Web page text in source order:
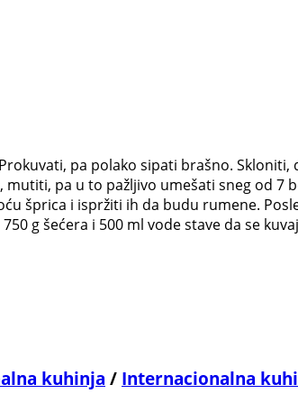
pa polako sipati brašno.
pa u to pažljivo umešati sneg od 7
šprica i ispržiti ih da budu rumene.
g šećera i 500 ml vode stave da se
kuhinja / Internacionalna